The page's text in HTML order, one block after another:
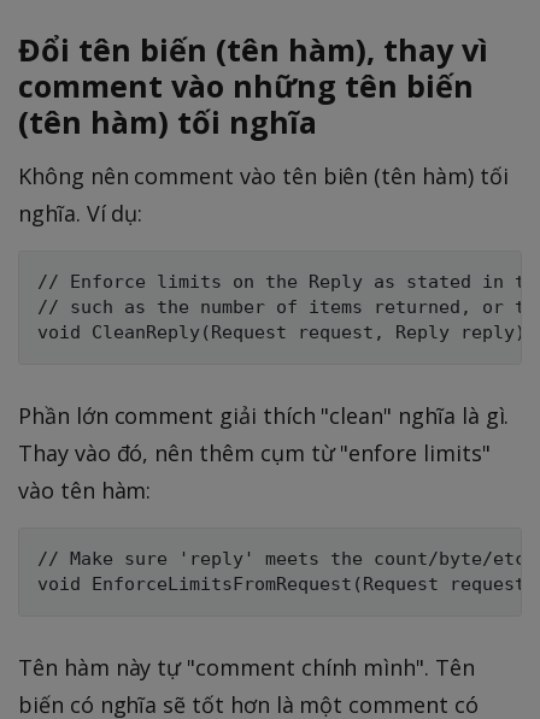
Đổi tên biến (tên hàm), thay vì
comment vào những tên biến
(tên hàm) tối nghĩa
Không nên comment vào tên biên (tên hàm) tối
nghĩa. Ví dụ:
// Enforce limits on the Reply as stated in
// such as the number of items returned, or
Phần lớn comment giải thích "clean" nghĩa là gì.
Thay vào đó, nên thêm cụm từ "enfore limits"
vào tên hàm:
// Make sure 'reply' meets the count/byte/
Tên hàm này tự "comment chính mình". Tên
biến có nghĩa sẽ tốt hơn là một comment có